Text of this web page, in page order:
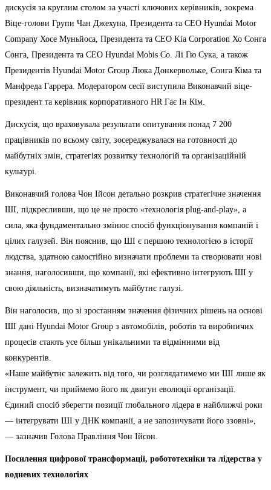
дискусія за круглим столом за участі ключових керівників, зокрема
Віце-голови Групи Чан Джехуна, Президента та CEO Hyundai Motor
Company Хосе Муньйоса, Президента та CEO Kia Corporation Хо Сонга
Сонга, Президента та CEO Hyundai Mobis Co. Лі Гю Сука, а також
Президентів Hyundai Motor Group Люка Донкервольке, Сонга Кіма та
Манфреда Гаррера. Модератором сесії виступила Виконавчий віце-
президент та керівник корпоративного HR Гає Ін Кім.
Дискусія, що враховувала результати опитування понад 7 200
працівників по всьому світу, зосереджувалася на готовності до
майбутніх змін, стратегіях розвитку технологій та організаційній
культурі.
Виконавчий голова Чон Ійсон детально розкрив стратегічне значення
ШІ, підкресливши, що це не просто «технологія plug-and-play», а
сила, яка фундаментально змінює спосіб функціонування компаній і
цілих галузей. Він пояснив, що ШІ є першою технологією в історії
людства, здатною самостійно визначати проблеми та створювати нові
знання, наголосивши, що компанії, які ефективно інтегрують ШІ у
свою діяльність, визначатимуть майбутнє галузі.
Він наголосив, що зі зростанням значення фізичних рішень на основі
ШІ дані Hyundai Motor Group з автомобілів, роботів та виробничих
процесів стають усе більш унікальними та відмінними від
конкурентів.
«Наше майбутнє залежить від того, чи розглядатимемо ми ШІ лише як
інструмент, чи приймемо його як двигун еволюції організації.
Єдиний спосіб зберегти позиції глобального лідера в найближчі роки
— інтегрувати ШІ у ДНК компанії, а не запозичувати його ззовні»,
— зазначив Голова Правління Чон Ійсон.
Посилення цифрової трансформації, робототехніки та лідерства у
водневих технологіях